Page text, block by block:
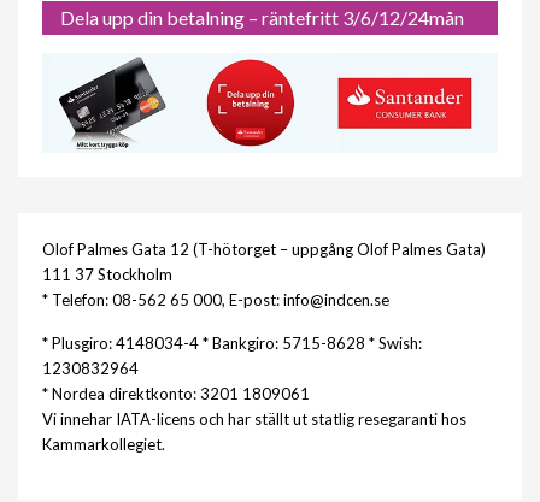
Dela upp din betalning – räntefritt 3/6/12/24mån
Olof Palmes Gata 12 (T-hötorget – uppgång Olof Palmes Gata)
111 37 Stockholm
* Telefon: 08-562 65 000, E-post: info@indcen.se
* Plusgiro: 4148034-4 * Bankgiro: 5715-8628 * Swish:
1230832964
* Nordea direktkonto: 3201 1809061
Vi innehar IATA-licens och har ställt ut statlig resegaranti hos
Kammarkollegiet.